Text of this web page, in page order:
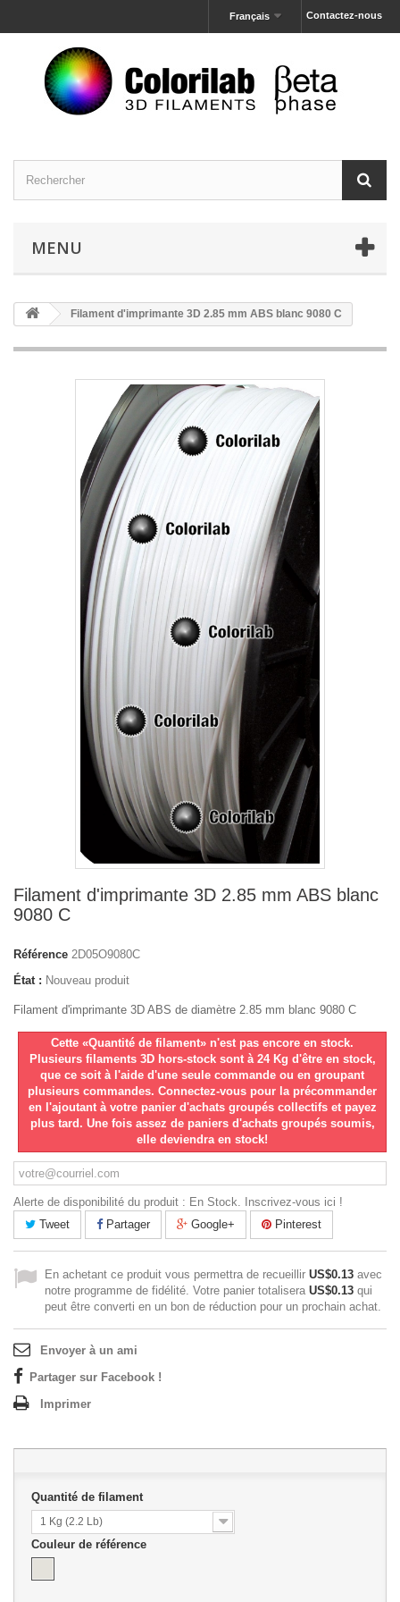
Contactez-nous
Français
MENU
Filament d'imprimante 3D 2.85 mm ABS blanc 9080 C
Filament d'imprimante 3D 2.85 mm ABS blanc
9080 C
Référence 2D05O9080C
État : Nouveau produit
Filament d'imprimante 3D ABS de diamètre 2.85 mm blanc 9080 C
Cette «Quantité de filament» n'est pas encore en stock.
Plusieurs filaments 3D hors-stock sont à 24 Kg d'être en stock,
que ce soit à l'aide d'une seule commande ou en groupant
plusieurs commandes. Connectez-vous pour la précommander
en l'ajoutant à votre panier d'achats groupés collectifs et payez
plus tard. Une fois assez de paniers d'achats groupés soumis,
elle deviendra en stock!
Alerte de disponibilité du produit : En Stock. Inscrivez-vous ici !
Tweet
Partager Google+ Pinterest
En achetant ce produit vous permettra de recueillir US$0.13 avec
notre programme de fidélité. Votre panier totalisera US$0.13 qui
peut être converti en un bon de réduction pour un prochain achat.
Envoyer à un ami
Partager sur Facebook !
Imprimer
Quantité de filament
1 Kg (2.2 Lb)
Couleur de référence